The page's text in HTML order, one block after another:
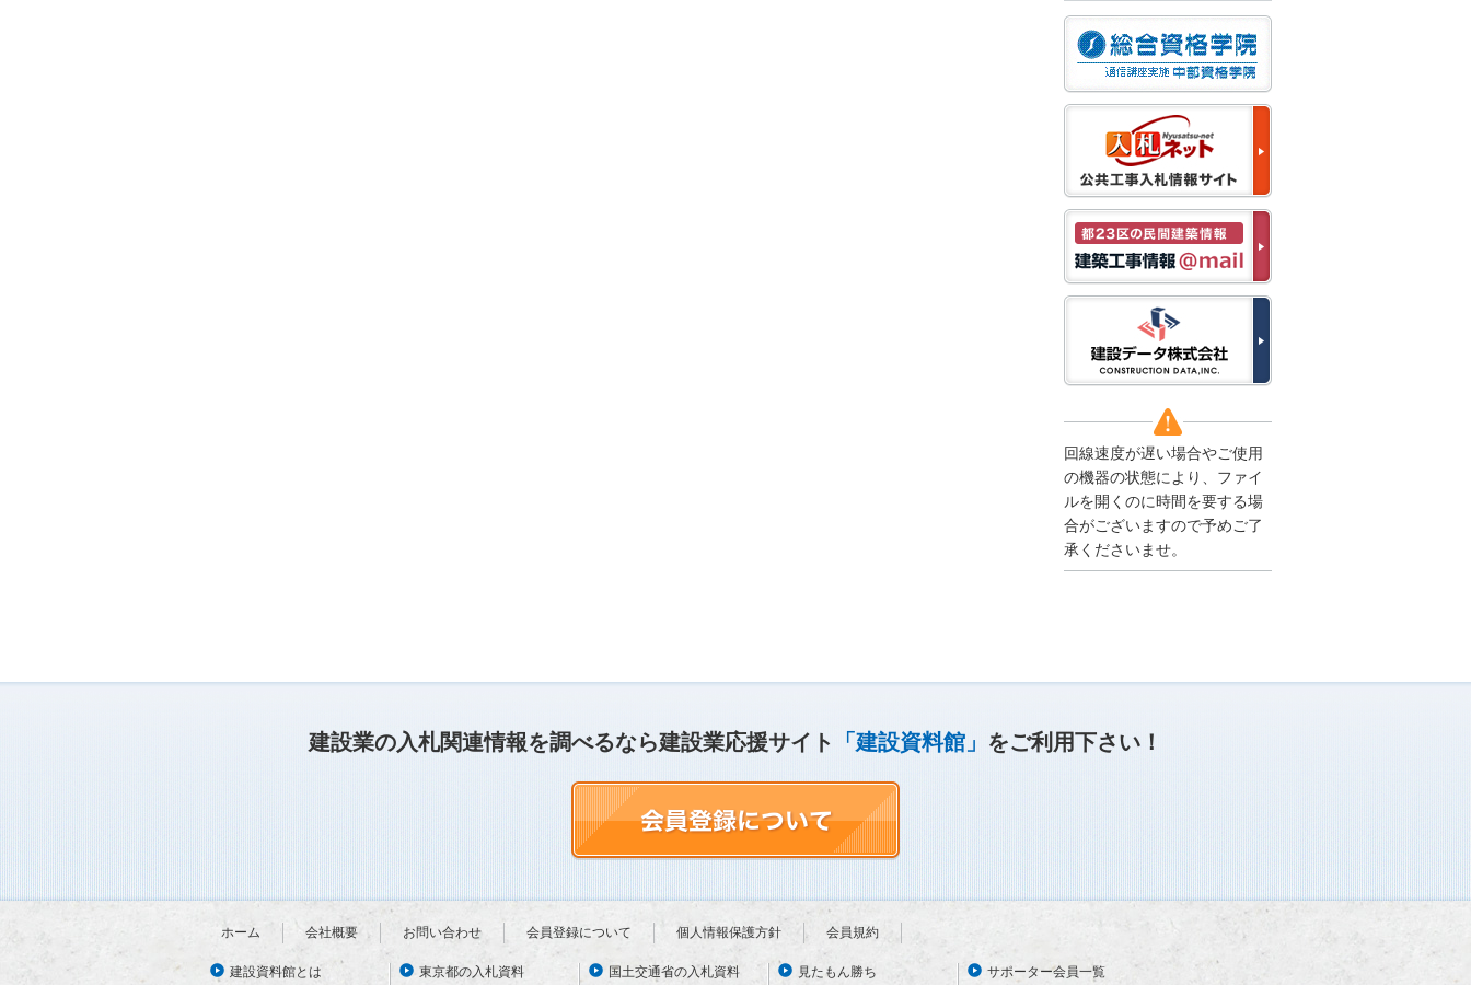
から通常通り運営いたし
ます。
2025/12/22
●年末年始に伴う情報更
新停止のお知らせ●
建設資料館をご利用いた
だき、誠に有難うござい
ます。
下記の期間につきまし
て、弊社休業のため情報
更新を停止させていただ
きます。
【期間】１２月２７日
(土)～１月４日(日)
上記の期間、情報の更新
がされませんので、ご了
承のほど、よろしくお願
なお、情報は１月５日
(月)より登録されます。
2025/08/04
●夏季休業に伴う情報更
新停止のお知らせ●
建設資料館をご利用いた
だき、誠に有難うござい
がされませんので、ご了
承のほど、よろしくお願
伴う情報更新停止のお知
らせ(04/26～04/29、05/0
ユーザー各位
回線速度が遅い場合やご使用
の機器の状態により、ファイ
ルを開くのに時間を要する場
合がございますので予めご了
承くださいませ。
建設業の入札関連情報を調べるなら建設業応援サイト 「建設資料館」 をご利用下さい！
ホーム 会社概要 お問い合わせ 会員登録について 個人情報保護方針 会員規約
建設資料館とは 東京都の入札資料 国土交通省の入札資料 見たもん勝ち サポーター会員一覧